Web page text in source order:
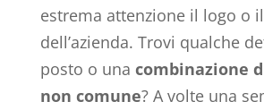
estrema attenzione il logo o
dell’azienda. Trovi qualche
posto o una combinazione
non comune? A volte una